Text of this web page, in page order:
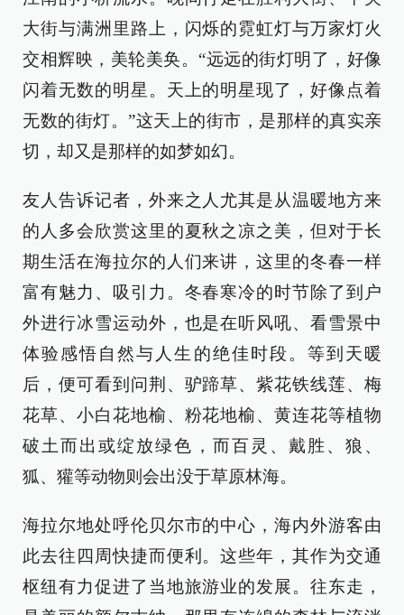
大街与满洲里路上，闪烁的霓虹灯与万家灯火
交相辉映，美轮美奂。“远远的街灯明了，好像
闪着无数的明星。天上的明星现了，好像点着
无数的街灯。”这天上的街市，是那样的真实亲
切，却又是那样的如梦如幻。
友人告诉记者，外来之人尤其是从温暖地方来
的人多会欣赏这里的夏秋之凉之美，但对于长
期生活在海拉尔的人们来讲，这里的冬春一样
富有魅力、吸引力。冬春寒冷的时节除了到户
外进行冰雪运动外，也是在听风吼、看雪景中
体验感悟自然与人生的绝佳时段。等到天暖
后，便可看到问荆、驴蹄草、紫花铁线莲、梅
花草、小白花地榆、粉花地榆、黄连花等植物
破土而出或绽放绿色，而百灵、戴胜、狼、
狐、獾等动物则会出没于草原林海。
海拉尔地处呼伦贝尔市的中心，海内外游客由
此去往四周快捷而便利。这些年，其作为交通
枢纽有力促进了当地旅游业的发展。往东走，